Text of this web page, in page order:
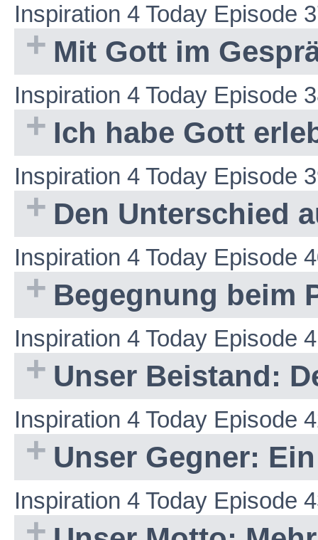
Inspiration 4 Today Episode
Mit Gott im
Inspiration 4 Today Episode
Ich habe Gott
Inspiration 4 Today Episode
Den Unterschied
Inspiration 4 Today Episode
Begegnung beim
Inspiration 4 Today Episode
Unser Beistand:
Inspiration 4 Today Episode
Unser Gegner:
Inspiration 4 Today Episode